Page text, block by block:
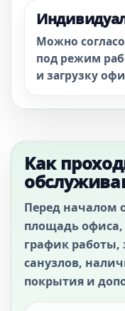
Можно
под режим
и загрузку
Как
Перед началом
площадь офиса,
график работы,
санузлов,
покрытия и